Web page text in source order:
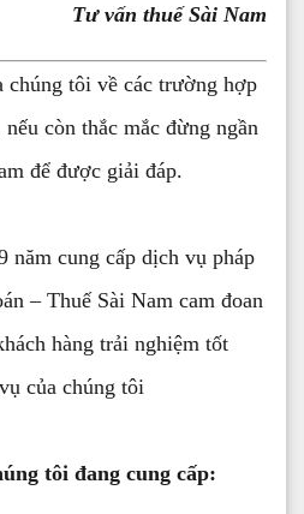
Tư vấn thuế Sài Nam
chúng tôi về các trường hợp
còn thắc mắc đừng ngần
để được giải đáp.
cung cấp dịch vụ pháp
– Thuế Sài Nam cam đoan
hàng trải nghiệm tốt
của chúng tôi
tôi đang cung cấp: